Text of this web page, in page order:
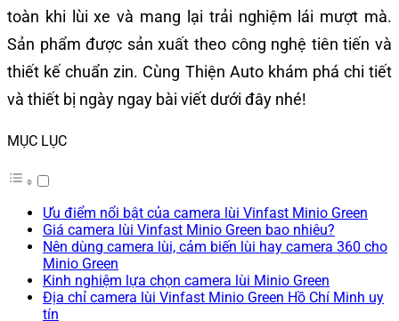
toàn khi lùi xe và mang lại trải nghiệm lái mượt mà.
Sản phẩm được sản xuất theo công nghệ tiên tiến và
thiết kế chuẩn zin. Cùng Thiện Auto khám phá chi tiết
và thiết bị ngày ngay bài viết dưới đây nhé!
MỤC LỤC
Ưu điểm nổi bật của camera lùi Vinfast Minio Green
Giá camera lùi Vinfast Minio Green bao nhiêu?
Nên dùng camera lùi, cảm biến lùi hay camera 360 cho
Minio Green
Kinh nghiệm lựa chọn camera lùi Minio Green
Địa chỉ camera lùi Vinfast Minio Green Hồ Chí Minh uy
tín